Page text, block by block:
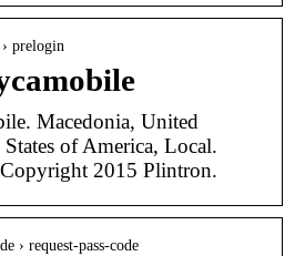
prelogin
Macedonia, United
of America, Local.
2015 Plintron.
› request-pass-code